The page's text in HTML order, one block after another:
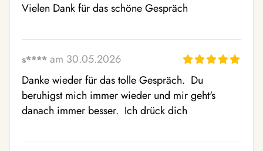
Vielen Dank für das schöne Gespräch
s**** am 30.05.2026
Danke wieder für das tolle Gespräch.  Du
beruhigst mich immer wieder und mir geht's
danach immer besser.  Ich drück dich